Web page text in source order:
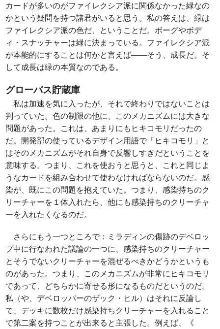
カードが多いのがファイレクシア派に関係なかった緑なの
かという疑問を持つ諸君がいると思う。私の答えは、緑は
ファイレクシア派の色だ、ということだ。ボーグやボデ
ィ・スナッチャーは緑に決まっている。ファイレクシア派
が本能的にすることは何かと言えば――そう、成長だ。そ
して成長は緑の本質なのである。
グローバス貯蔵庫
私は加速を気に入ったが、それで終わりではないことは
判っていた。色の制限の他に、このメカニズムには大きな
問題があった。これは、あまりにもヒキコモリだったの
だ。開発部の使っているデザイン用語で「ヒキコモリ」と
はそのメカニズムがそれ自身で反響しすぎだということを
意味する。つまり、これを使おうと思うと、これと同じよ
うなカードを組み合わせて使わなければならないのだ。感
染が、既にこの問題を抱えていた。つまり、感染持ちのク
リーチャーを１体入れたら、他にも感染持ちのクリーチャ
ーを入れたくなるのだ。
さらにもう一つところで：ミラディンの傷跡のデベロッ
プ中に行なわれた議論の一つに、感染持ちのクリーチャー
とそうでないクリーチャーを混ぜるべきかどうかというも
のがあった。つまり、このメカニズムが非常にヒキコモリ
であって、どちらかに寄せる形になるものだというのだ。
私（や、デベロッパーのザック・ヒル）はそれに反論し
て、デッキに数枚だけ感染持ちクリーチャーを入れること
で第二案を持つことが出来ると主張した。例えば、《